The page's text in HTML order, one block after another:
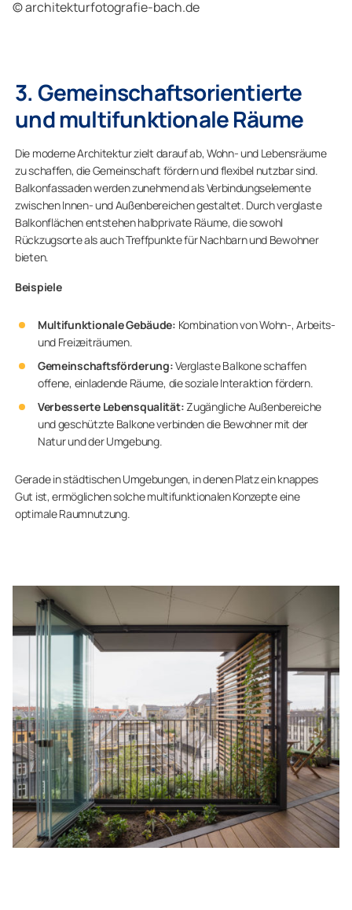
© architekturfotografie-bach.de
3. Gemeinschaftsorientierte
und multifunktionale Räume
Die moderne Architektur zielt darauf ab, Wohn- und Lebensräume
zu schaffen, die Gemeinschaft fördern und flexibel nutzbar sind.
Balkonfassaden werden zunehmend als Verbindungselemente
zwischen Innen- und Außenbereichen gestaltet. Durch verglaste
Balkonflächen entstehen halbprivate Räume, die sowohl
Rückzugsorte als auch Treffpunkte für Nachbarn und Bewohner
bieten.
Beispiele
Multifunktionale Gebäude: Kombination von Wohn-, Arbeits-
und Freizeiträumen.
Gemeinschaftsförderung:Verglaste Balkone schaffen
offene, einladende Räume, die soziale Interaktion fördern.
Verbesserte Lebensqualität:Zugängliche Außenbereiche
und geschützte Balkone verbinden die Bewohner mit der
Natur und der Umgebung.
Gerade in städtischen Umgebungen, in denen Platz ein knappes
Gut ist, ermöglichen solche multifunktionalen Konzepte eine
optimale Raumnutzung.